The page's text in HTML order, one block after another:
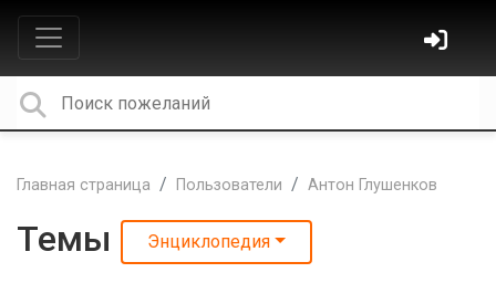
Главная страница Пользователи Антон Глушенков
Темы Энциклопедия